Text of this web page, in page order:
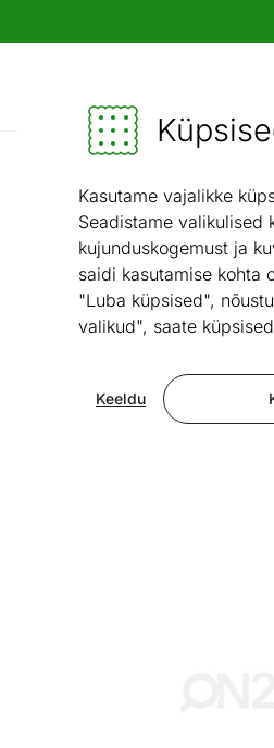
Kasutame vajalikke
Seadistame valikulised
kujunduskogemust ja
saidi kasutamise kohta
"Luba küpsised",
valikud", saate
Keeldu
Mööbel ja